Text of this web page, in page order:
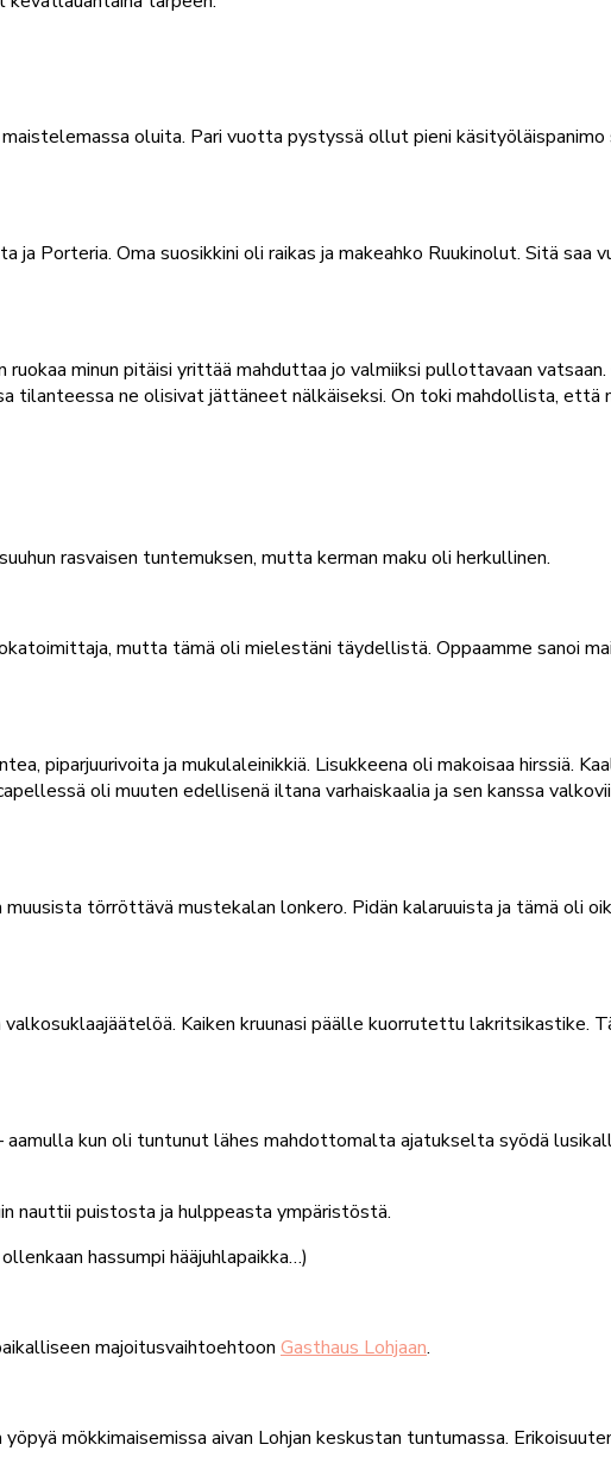
oluita. Pari vuotta pystyssä ollut pieni
Porteria. Oma suosikkini oli raikas ja makeahko Ruukinolut. Sitä saa
minun pitäisi yrittää mahduttaa jo valmiiksi pullottavaan
tilanteessa ne olisivat jättäneet nälkäiseksi. On toki mahdollista, että
rasvaisen tuntemuksen, mutta kerman maku oli herkullinen.
mutta tämä oli mielestäni täydellistä. Oppaamme sanoi
piparjuurivoita ja mukulaleinikkiä. Lisukkeena oli makoisaa hirssiä.
oli muuten edellisenä iltana varhaiskaalia ja sen kanssa
törröttävä mustekalan lonkero. Pidän kalaruuista ja tämä oli
Kaiken kruunasi päälle kuorrutettu lakritsikastike.
kun oli tuntunut lähes mahdottomalta ajatukselta syödä
nauttii puistosta ja hulppeasta ympäristöstä.
hassumpi hääjuhlapaikka…)
majoitusvaihtoehtoon Gasthaus Lohjaan.
mökkimaisemissa aivan Lohjan keskustan tuntumassa.